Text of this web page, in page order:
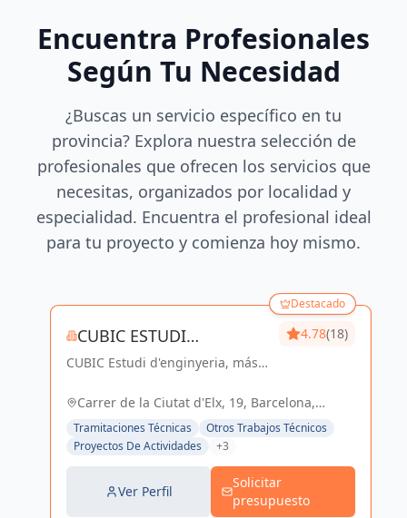
Encuentra Profesionales
Según Tu Necesidad
¿Buscas un servicio específico en tu
provincia? Explora nuestra selección de
profesionales que ofrecen los servicios que
necesitas, organizados por localidad y
especialidad. Encuentra el profesional ideal
para tu proyecto y comienza hoy mismo.
Destacado
CUBIC ESTUDI
D'ENGINYERIA S.L.
CUBIC Estudi d'enginyeria, más
de Arquitectura e Ingeniería con
4.78(18)
Carrer de la Ciutat d'Elx, 19, Barcelona,
España, España
Tramitaciones Técnicas
Otros Trabajos Técnicos
Proyectos De Actividades
+3
Ver Perfil
Solicitar
presupuesto